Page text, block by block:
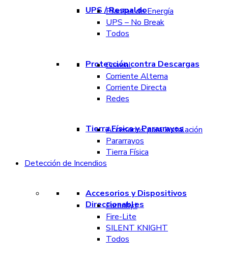
UPS / Respaldo
Plantas de Energía
UPS – No Break
Todos
Protección contra Descargas
Coaxial
Corriente Alterna
Corriente Directa
Redes
Tierra Física y Pararrayos
Accesorios para Instalación
Pararrayos
Tierra Física
Detección de Incendios
Accesorios y Dispositivos
Direccionables
Farenhyt
Fire-Lite
SILENT KNIGHT
Todos